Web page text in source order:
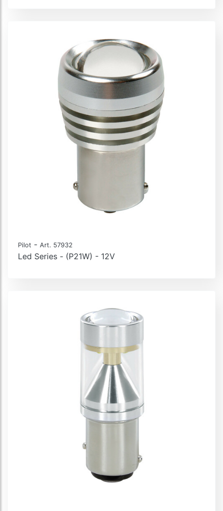
Pilot - Art. 57932
Led Series - (P21W) - 12V